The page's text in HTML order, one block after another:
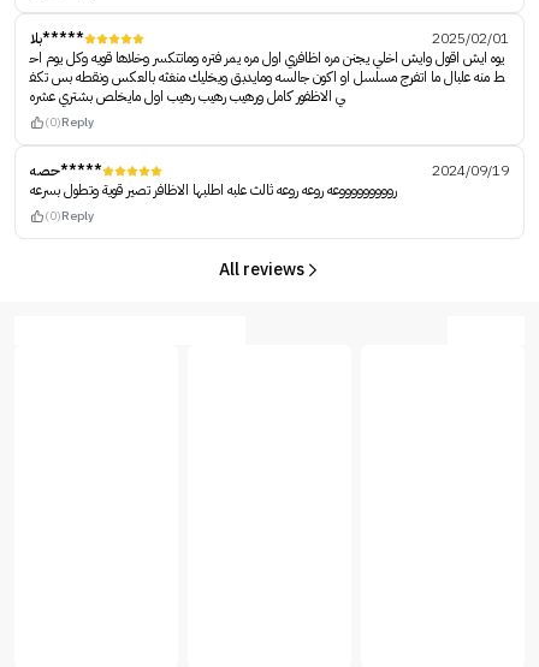
بلا*****
2025/02/01
يوه ايش اقول وايش اخلي يجنن مره اظافري اول مره يمر فتره وماتتكسر وخلاها قويه وكل يوم اح
ط منه علبال ما اتفرج مسلسل او اكون جالسه ومايدبق ويخليك منغثه بالعكس ونقطه بس تكف
ي الاظفور كامل ورهيب رهيب رهيب اول مايخلص بشتري عشره
(0)Reply
حصه*****
2024/09/19
روووووووووعه روعه روعه ثالث علبه اطلبها الاظافر تصير قوية وتطول بسرعه
(0)Reply
All reviews